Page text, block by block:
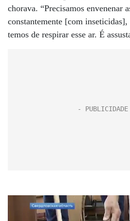
chorava. “Precisamos envenenar
constantemente [com inseticidas],
temos de respirar esse ar. É